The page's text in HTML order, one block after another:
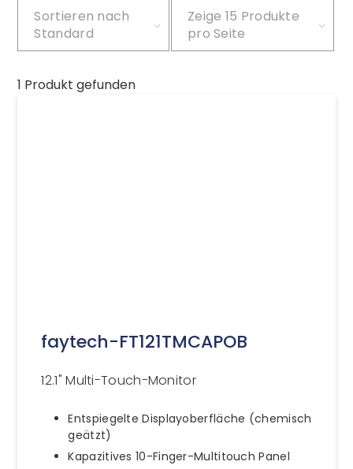
Sortieren nach
Standard
Zeige 15 Produkte
pro Seite
1 Produkt gefunden
faytech-FT121TMCAPOB
12.1" Multi-Touch-Monitor
Entspiegelte Displayoberfläche (chemisch
geätzt)
Kapazitives 10-Finger-Multitouch Panel